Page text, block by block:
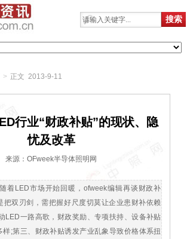
> 正文 2013-9-11
行业“财政补贴”的现状、隐
忧及改革
来源：OFweek半导体照明网
着LED市场开始回暖，ofweek编辑再谈财政补
把双刃剑，需把握好尺度切莫让企业患财补依赖
LED一路高歌，财政奖励、专项扶持、设备补贴
样;第三、财政补贴诱发产业乱象导致价格体系扭